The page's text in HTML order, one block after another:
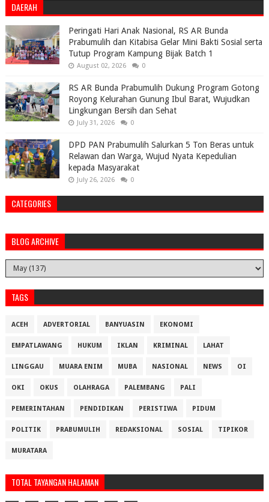
DAERAH
Peringati Hari Anak Nasional, RS AR Bunda
Prabumulih dan Kitabisa Gelar Mini Bakti Sosial serta
Tutup Program Kampung Bijak Batch 1
August 02, 2026 0
RS AR Bunda Prabumulih Dukung Program Gotong
Royong Kelurahan Gunung Ibul Barat, Wujudkan
Lingkungan Bersih dan Sehat
July 31, 2026 0
DPD PAN Prabumulih Salurkan 5 Ton Beras untuk
Relawan dan Warga, Wujud Nyata Kepedulian
kepada Masyarakat
July 26, 2026 0
CATEGORIES
BLOG ARCHIVE
TAGS
ACEH ADVERTORIAL BANYUASIN EKONOMI
EMPATLAWANG HUKUM IKLAN KRIMINAL LAHAT
LINGGAU MUARA ENIM MUBA NASIONAL NEWS OI
OKI OKUS OLAHRAGA PALEMBANG PALI
PEMERINTAHAN PENDIDIKAN PERISTIWA PIDUM
POLITIK PRABUMULIH REDAKSIONAL SOSIAL TIPIKOR
MURATARA
TOTAL TAYANGAN HALAMAN